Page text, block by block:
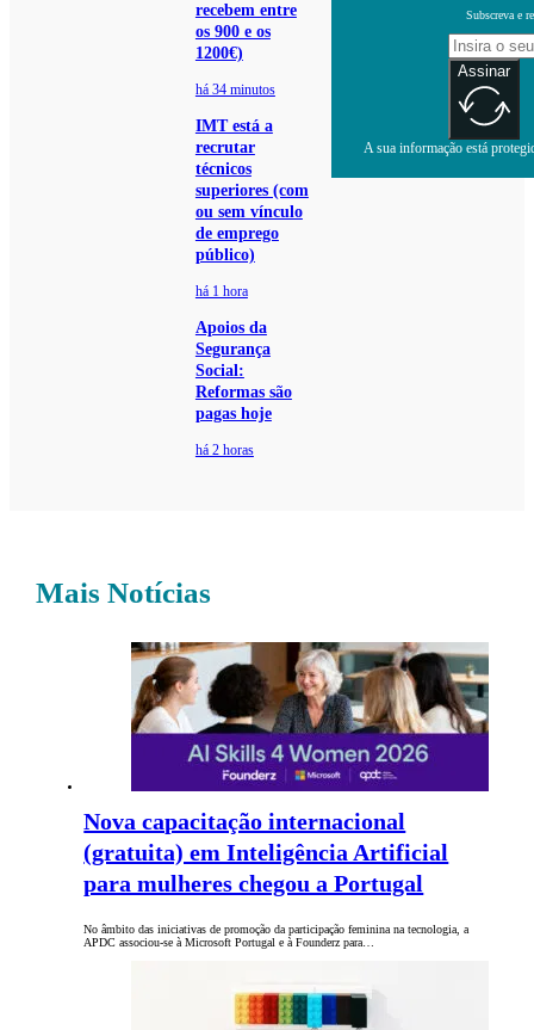
recebem entre
os 900 e os
1200€)
há 34 minutos
IMT está a
recrutar
técnicos
superiores (com
ou sem vínculo
de emprego
público)
há 1 hora
Apoios da
Segurança
Social:
Reformas são
pagas hoje
há 2 horas
Subscreva e
Assinar
A sua informação está
Mais Notícias
Nova capacitação internacional
(gratuita) em Inteligência Artificial
para mulheres chegou a Portugal
No âmbito das iniciativas de promoção da participação feminina na tecnologia, a
APDC associou-se à Microsoft Portugal e à Founderz para…